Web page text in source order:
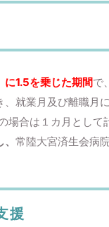
に1.5を乗じた期間で、
就業月及び離職月
合は１カ月として
常陸大宮済生会病
援